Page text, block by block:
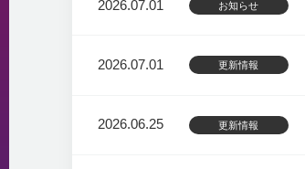
2026.07.01 お知らせ
2026.07.01 更新情報
2026.06.25 更新情報